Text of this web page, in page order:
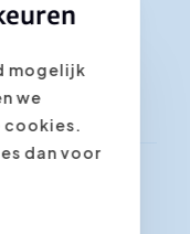
Buermans
mogelijk
we
dan voor